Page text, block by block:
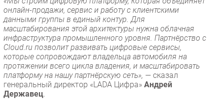
Каталог компаний
онлайн-продажи, сервис и работу с клиентскими
данными группы в единый контур. Для
масштабирования этой архитектуры нужна облачная
инфраструктура промышленного уровня. Партнёрство с
Cloud.ru позволит развивать цифровые сервисы,
которые сопровождают владельца автомобиля на
протяжении всего цикла владения, и масштабировать
платформу на нашу партнёрскую сеть», — сказал
генеральный директор «LADA Цифра» Андрей
Державец